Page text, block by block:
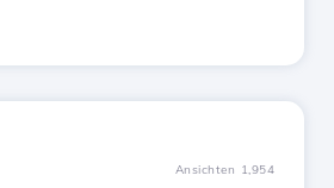
Ansichten 1,954